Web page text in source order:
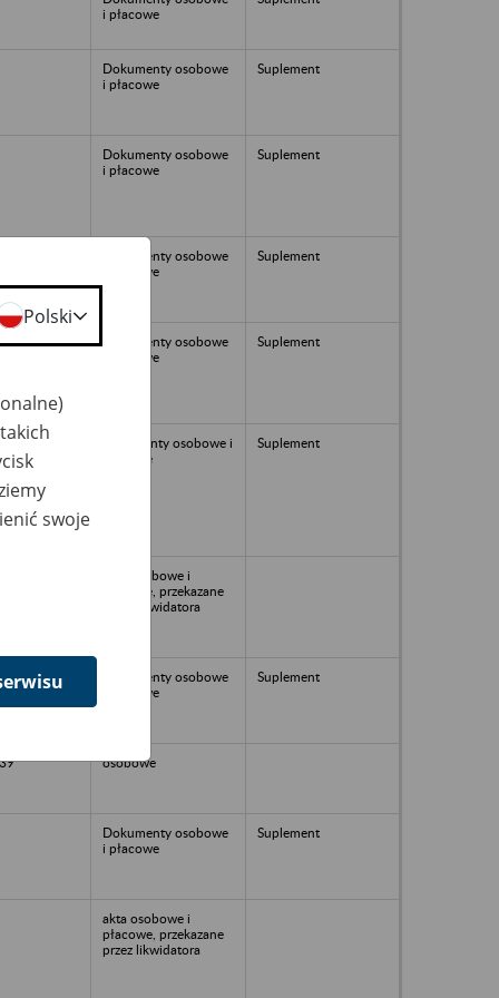
i płacowe
Dokumenty osobowe
i płacowe
Suplement
Dokumenty osobowe
i płacowe
Suplement
Dokumenty osobowe
i płacowe
Suplement
Dokumenty osobowe
i płacowe
Suplement
dokumenty osobowe i
płacowe
Suplement
akta osobowe i
płacowe, przekazane
przez likwidatora
Dokumenty osobowe
i płacowe
Suplement
osobowe
Dokumenty osobowe
i płacowe
Suplement
akta osobowe i
płacowe, przekazane
przez likwidatora
Polski
swoje